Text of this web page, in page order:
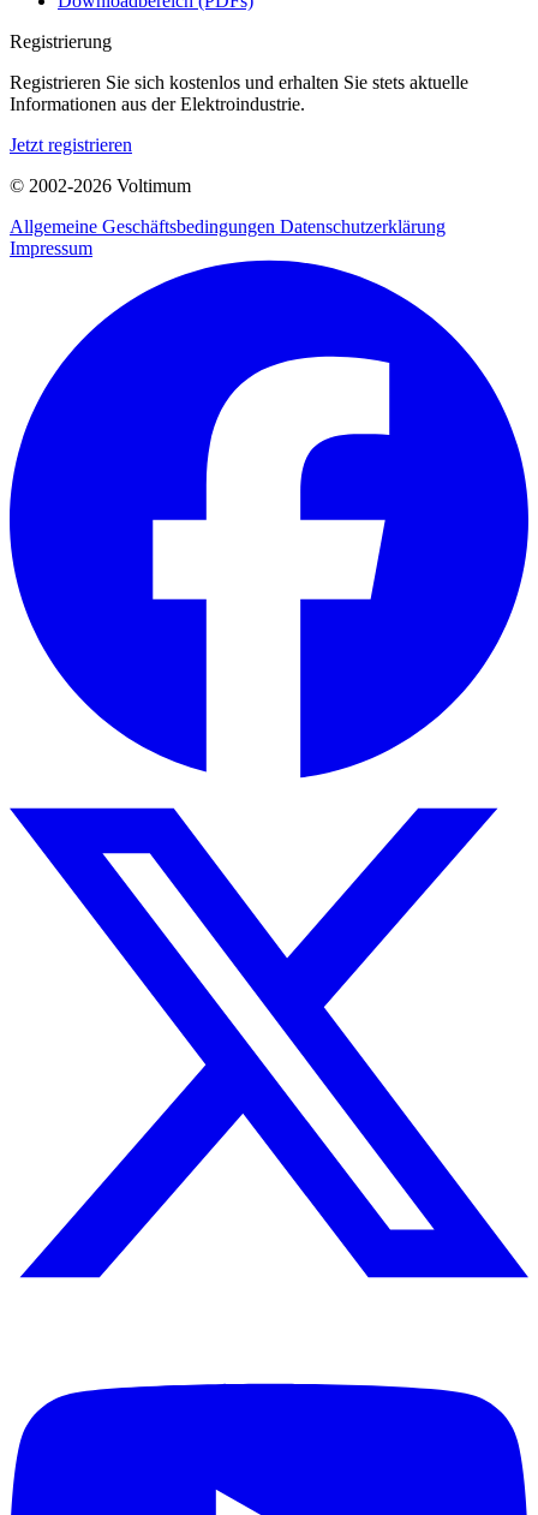
Registrierung
Registrieren Sie sich kostenlos und erhalten Sie stets aktuelle
Informationen aus der Elektroindustrie.
Jetzt registrieren
© 2002-2026 Voltimum
Allgemeine Geschäftsbedingungen Datenschutzerklärung
Impressum